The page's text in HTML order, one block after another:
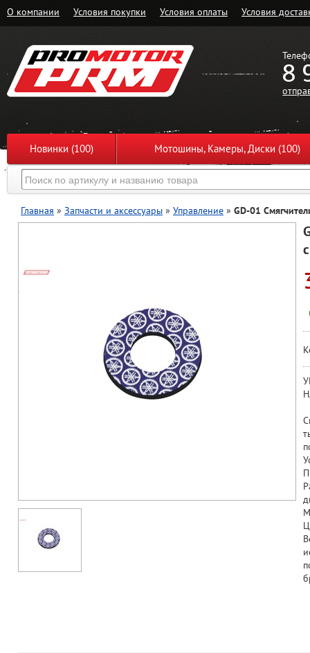
О компании Условия покупки Условия оплаты Условия
8
Новинки (100) Мотошины, Камеры, Диски (100)
Главная » Запчасти и аксессуары » Управление » GD-01